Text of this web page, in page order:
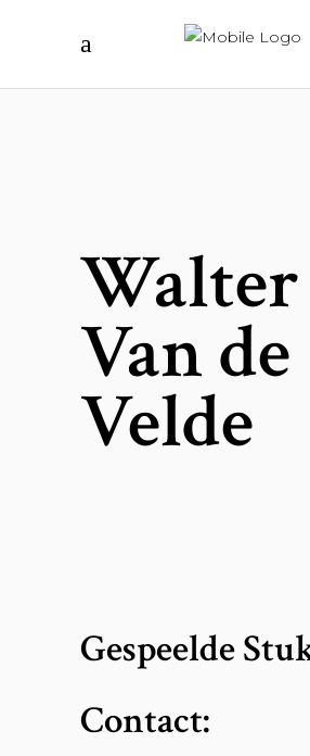
Walter
Van de
Velde
Gespeelde
Contact: